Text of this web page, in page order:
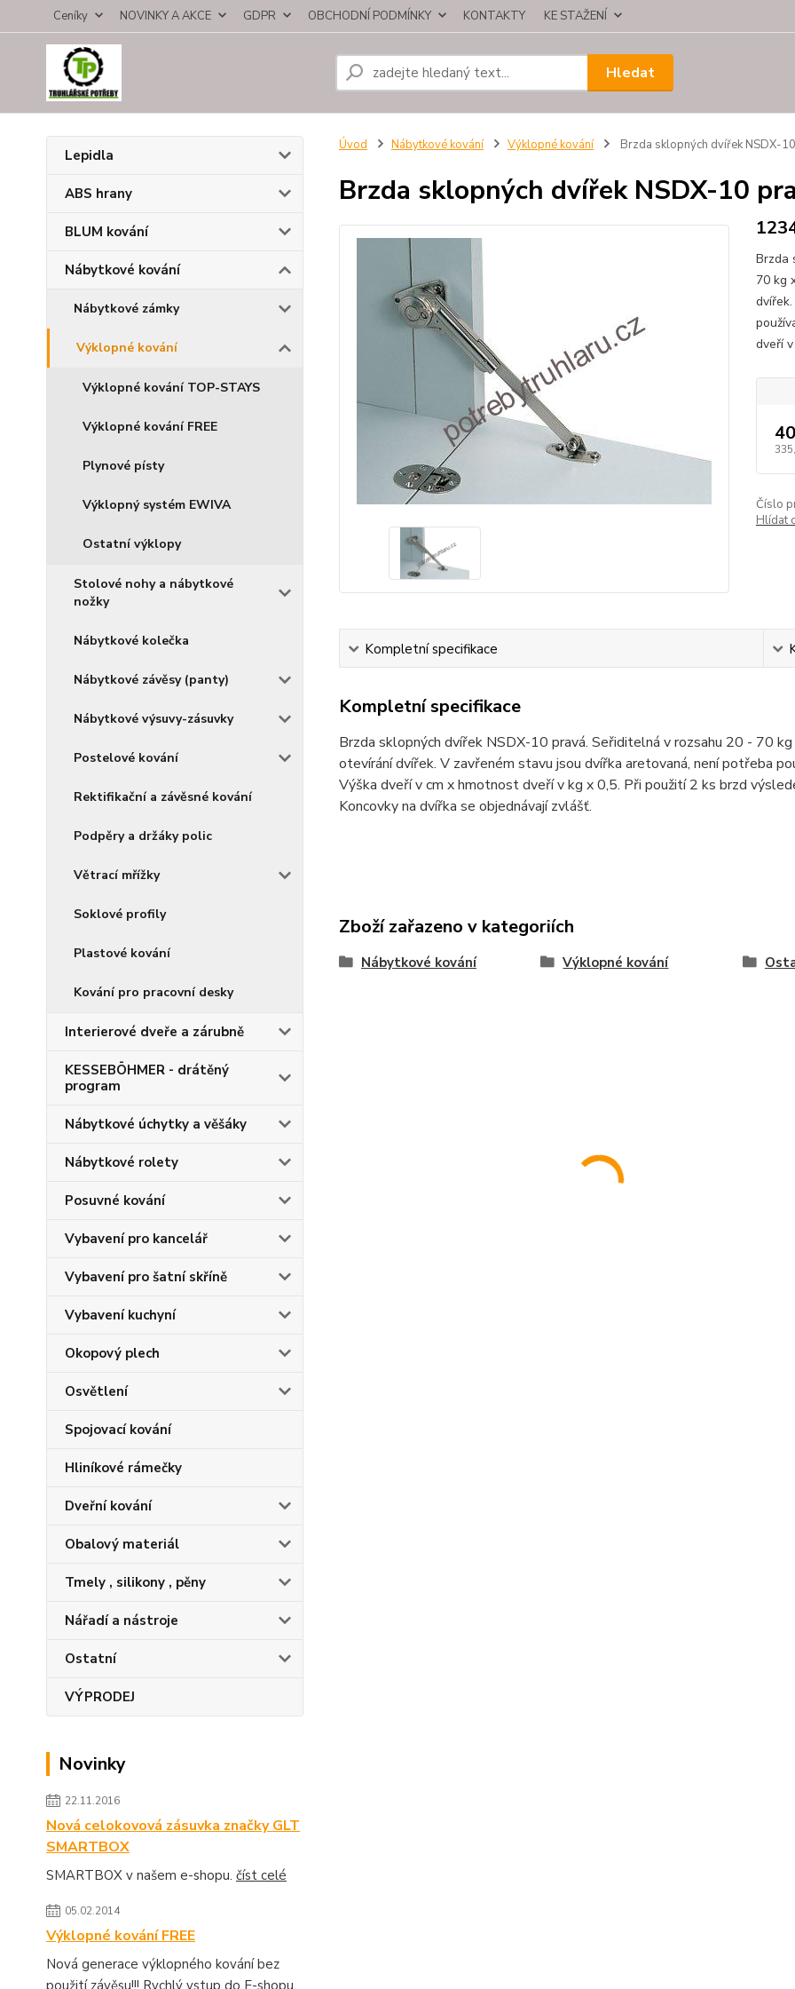
Ceníky NOVINKY A AKCE GDPR OBCHODNÍ PODMÍNKY KONTAKTY KE STAŽENÍ
Hledat
Lepidla
ABS hrany
BLUM kování
Nábytkové kování
Nábytkové zámky
Výklopné kování
Výklopné kování TOP-STAYS
Výklopné kování FREE
Plynové písty
Výklopný systém EWIVA
Ostatní výklopy
Stolové nohy a nábytkové
nožky
Nábytkové kolečka
Nábytkové závěsy (panty)
Nábytkové výsuvy-zásuvky
Postelové kování
Rektifikační a závěsné kování
Podpěry a držáky polic
Větrací mřížky
Soklové profily
Plastové kování
Kování pro pracovní desky
Interierové dveře a zárubně
KESSEBÖHMER - drátěný
program
Nábytkové úchytky a věšáky
Nábytkové rolety
Posuvné kování
Vybavení pro kancelář
Vybavení pro šatní skříně
Vybavení kuchyní
Okopový plech
Osvětlení
Spojovací kování
Hliníkové rámečky
Dveřní kování
Obalový materiál
Tmely , silikony , pěny
Nářadí a nástroje
Ostatní
VÝPRODEJ
Novinky
22.11.2016
Nová celokovová zásuvka značky GLT
SMARTBOX
SMARTBOX v našem e-shopu. číst celé
05.02.2014
Výklopné kování FREE
Nová generace výklopného kování bez
použití závěsu!!! Rychlý vstup do E-shopu.
Úvod Nábytkové kování Výklopné kování Brzda sklopných dvířek NSDX-
Brzda sklopných dvířek NSDX-10
Brzda
70 kg
dveří
Číslo
Hlídat
Kompletní specifikace
Kompletní specifikace
Brzda sklopných dvířek NSDX-10 pravá. Seřiditelná v rozsahu 20 - 70
otevírání dvířek. V zavřeném stavu jsou dvířka aretovaná, není potřeba
Výška dveří v cm x hmotnost dveří v kg x 0,5. Při použití 2 ks brzd
Koncovky na dvířka se objednávají zvlášť.
Zboží zařazeno v kategoriích
Nábytkové kování Výklopné kování